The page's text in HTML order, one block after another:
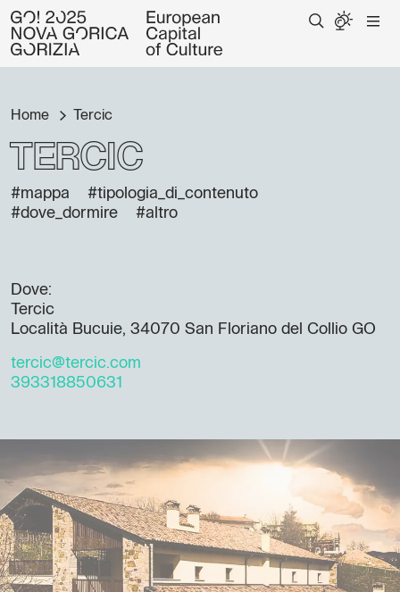
Home Tercic
Tercic
#mappa
#tipologia_di_contenuto
#dove_dormire
#altro
Dove:
Tercic
Località Bucuie, 34070 San Floriano del Collio GO
tercic@tercic.com
393318850631